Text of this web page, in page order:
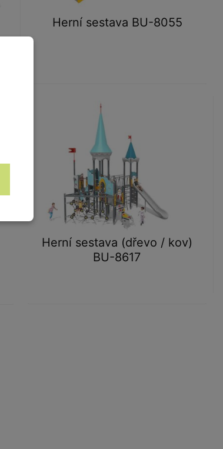
Herní sestava BU-8055
Herní sestava (dřevo / kov)
BU-8617